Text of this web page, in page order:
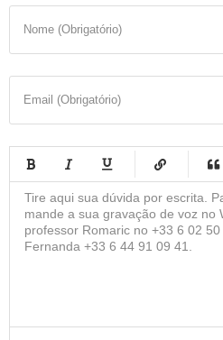
Nome (Obrigatório)
Email (Obrigatório)
-
-
-
-
-
-
-
-